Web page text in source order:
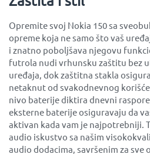
Opremite svoj Nokia 150 sa
opreme koja ne samo što vaš
i znatno poboljšava njegovu
futrola nudi vrhunsku zaštitu bez
uređaja, dok zaštitna stakla
netaknut od svakodnevnog
nivo baterije diktira dnevni
eksterne baterije osiguravaju da
aktivan kada vam je najpotrebniji.
audio iskustvo sa našim
audio dodacima, savršenim za sve